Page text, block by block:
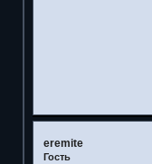
eremite
Гость